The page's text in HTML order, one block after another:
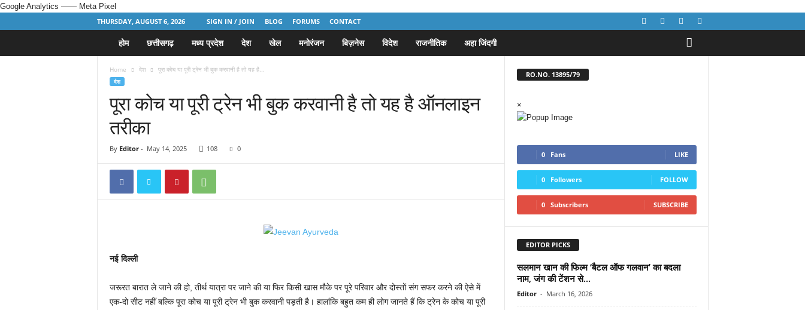
Google Analytics —— Meta Pixel
THURSDAY, AUGUST 6, 2026
SIGN IN / JOIN BLOG FORUMS CONTACT
i
d
i
e
o
होम छत्तीसगढ़ मध्य प्रदेश देश खेल मनोरंजन बिज़नेस विदेश राजनीतिक अहा जिंदगी
Home देश पूरा कोच या पूरी ट्रेन भी बुक करवानी है तो यह है...
देश
पूरा कोच या पूरी ट्रेन भी बुक करवानी है तो यह है ऑनलाइन
तरीका
By Editor- May 14, 2025 108 0
नई दिल्ली
जरूरत बारात ले जाने की हो, तीर्थ यात्रा पर जाने की या फिर किसी खास मौके पर पूरे परिवार और दोस्तों संग सफर करने की ऐसे में
एक-दो सीट नहीं बल्कि पूरा कोच या पूरी ट्रेन भी बुक करवानी पड़ती है। हालांकि बहुत कम ही लोग जानते हैं कि ट्रेन के कोच या पूरी
RO.NO. 13895/79
×
0 Fans LIKE
0 Followers FOLLOW
0 Subscribers SUBSCRIBE
EDITOR PICKS
सलमान खान की फिल्म ‘बैटल ऑफ गलवान’ का बदला
नाम, जंग की टेंशन से...
Editor - March 16, 2026